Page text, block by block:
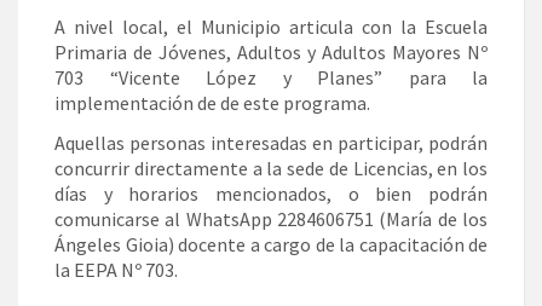
A nivel local, el Municipio articula con la Escuela
Primaria de Jóvenes, Adultos y Adultos Mayores Nº
703 “Vicente López y Planes” para la
implementación de de este programa.
Aquellas personas interesadas en participar, podrán
concurrir directamente a la sede de Licencias, en los
días y horarios mencionados, o bien podrán
comunicarse al WhatsApp 2284606751 (María de los
Ángeles Gioia) docente a cargo de la capacitación de
la EEPA Nº 703.